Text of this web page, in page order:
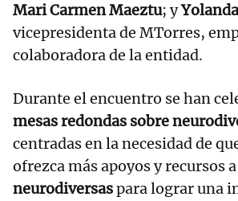
Mari Carmen Maeztu; y
vicepresidenta de MTorres,
colaboradora de la entidad.
Durante el encuentro se han
mesas redondas sobre
centradas en la necesidad de
ofrezca más apoyos y recursos
neurodiversaspara lograr una